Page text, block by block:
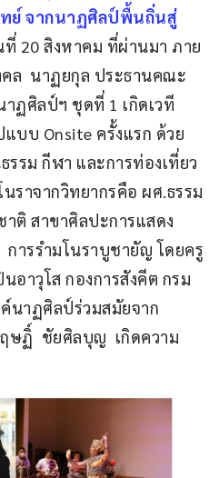
ย์ จากนาฏศิลป์พื้นถิ่นสู่
ที่ 20 สิงหาคม ที่ผ่านมา ภาย
ล  นาฏยกุล ประธานคณะ
ฏศิลป์ฯ ชุดที่ 1 เกิดเวที
บบ Onsite ครั้งแรก ด้วย
รม กีฬา และการท่องเที่ยว
ราจากวิทยากรคือ ผศ.ธรรม
ติ สาขาศิลปะการแสดง
การรำมโนราบูชายัญ โดยครู
าวุโส กองการสังคีต กรม
นาฏศิลป์ร่วมสมัยจาก
ฏิ์  ชัยศิลบุญ  เกิดความ